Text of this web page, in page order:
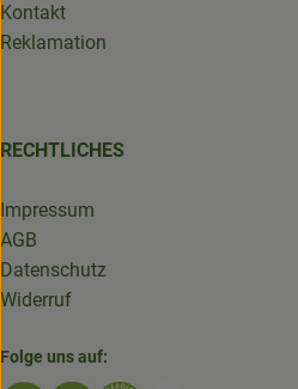
Kontakt
Reklamation
RECHTLICHES
Impressum
AGB
Datenschutz
Widerruf
Folge uns auf: